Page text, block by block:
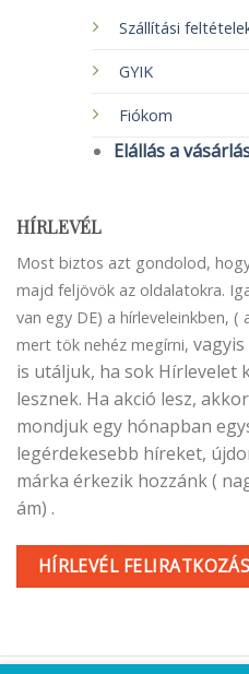
Szállítási
GYIK
Fiókom
Elállás a
HÍRLEVÉL
Most biztos azt gondolod,
majd feljövök az oldalatokra.
van egy DE) a hírleveleinkben,
mert tök nehéz megírni,
is utáljuk, ha sok Hírlevelet
lesznek. Ha akció lesz,
mondjuk egy hónapban
legérdekesebb híreket,
márka érkezik hozzánk (
ám) .
HÍRLEVÉL FELIRATKOZÁS